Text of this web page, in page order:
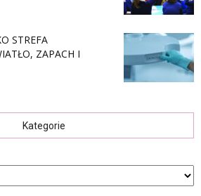
STREFA
ZAPACH I
Kategorie